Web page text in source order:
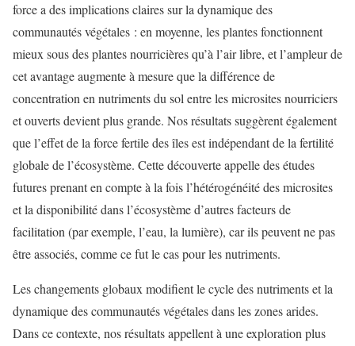
force a des implications claires sur la dynamique des
communautés végétales : en moyenne, les plantes fonctionnent
mieux sous des plantes nourricières qu’à l’air libre, et l’ampleur de
cet avantage augmente à mesure que la différence de
concentration en nutriments du sol entre les microsites nourriciers
et ouverts devient plus grande. Nos résultats suggèrent également
que l’effet de la force fertile des îles est indépendant de la fertilité
globale de l’écosystème. Cette découverte appelle des études
futures prenant en compte à la fois l’hétérogénéité des microsites
et la disponibilité dans l’écosystème d’autres facteurs de
facilitation (par exemple, l’eau, la lumière), car ils peuvent ne pas
être associés, comme ce fut le cas pour les nutriments.
Les changements globaux modifient le cycle des nutriments et la
dynamique des communautés végétales dans les zones arides.
Dans ce contexte, nos résultats appellent à une exploration plus